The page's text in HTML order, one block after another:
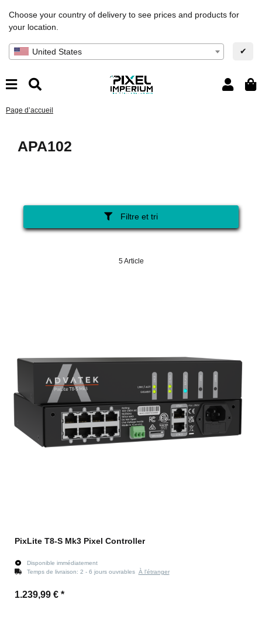
Choose your country of delivery to see prices and products for
your location.
United States ✔
Page d’accueil
APA102
Filtre et tri
5 Article
PixLite T8-S Mk3 Pixel Controller
Disponible immédiatement
Temps de livraison: 2 - 6 jours ouvrables À l'étranger
1.239,99 € *